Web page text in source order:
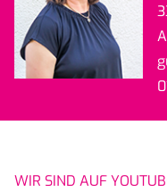
WIR SIND AUF